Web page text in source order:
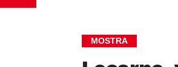
MOSTRA